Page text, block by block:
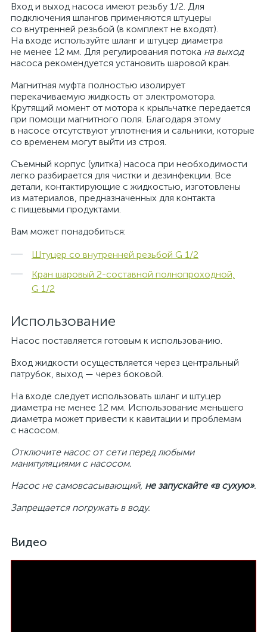
Вход и выход насоса имеют резьбу 1/2. Для
подключения шлангов применяются штуцеры
со внутренней резьбой (в комплект не входят).
На входе используйте шланг и штуцер диаметра
не менее 12 мм. Для регулирования потока на выход
насоса рекомендуется установить шаровой кран.
Магнитная муфта полностью изолирует
перекачиваемую жидкость от электромотора.
Крутящий момент от мотора к крыльчатке передается
при помощи магнитного поля. Благодаря этому
в насосе отсутствуют уплотнения и сальники, которые
со временем могут выйти из строя.
Съемный корпус (улитка) насоса при необходимости
легко разбирается для чистки и дезинфекции. Все
детали, контактирующие с жидкостью, изготовлены
из материалов, предназначенных для контакта
с пищевыми продуктами.
Вам может понадобиться:
Штуцер со внутренней резьбой G 1/2
Кран шаровый 2-составной полнопроходной,
G 1/2
Использование
Насос поставляется готовым к использованию.
Вход жидкости осуществляется через центральный
патрубок, выход — через боковой.
На входе следует использовать шланг и штуцер
диаметра не менее 12 мм. Использование меньшего
диаметра может привести к кавитации и проблемам
с насосом.
Отключите насос от сети перед любыми
манипуляциями с насосом.
Насос не самовсасывающий, не запускайте «в сухую».
Запрещается погружать в воду.
Видео